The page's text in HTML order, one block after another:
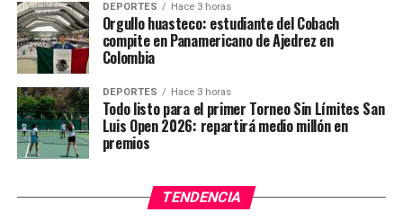
DEPORTES Hace 3 horas
Orgullo huasteco: estudiante del Cobach
compite en Panamericano de Ajedrez en
Colombia
DEPORTES Hace 3 horas
Todo listo para el primer Torneo Sin Límites San
Luis Open 2026: repartirá medio millón en
premios
TENDENCIA